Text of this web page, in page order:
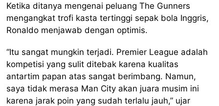
Ketika ditanya mengenai peluang The Gunners
mengangkat trofi kasta tertinggi sepak bola Inggris,
Ronaldo menjawab dengan optimis.
“Itu sangat mungkin terjadi. Premier League adalah
kompetisi yang sulit ditebak karena kualitas
antartim papan atas sangat berimbang. Namun,
saya tidak merasa Man City akan juara musim ini
karena jarak poin yang sudah terlalu jauh,” ujar